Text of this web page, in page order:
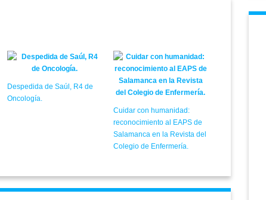
Despedida de Saúl, R4 de
Oncología.
Cuidar con humanidad:
reconocimiento al EAPS de
Salamanca en la Revista del
Colegio de Enfermería.